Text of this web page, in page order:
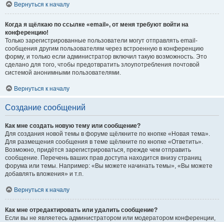
Вернуться к началу
Когда я щёлкаю по ссылке «email», от меня требуют войти на
конференцию!
Только зарегистрированные пользователи могут отправлять email-
сообщения другим пользователям через встроенную в конференцию
форму, и только если администратор включил такую возможность. Это
сделано для того, чтобы предотвратить злоупотребления почтовой
системой анонимными пользователями.
Вернуться к началу
Создание сообщений
Как мне создать новую тему или сообщение?
Для создания новой темы в форуме щёлкните по кнопке «Новая тема».
Для размещения сообщения в теме щёлкните по кнопке «Ответить».
Возможно, придётся зарегистрироваться, прежде чем отправить
сообщение. Перечень ваших прав доступа находится внизу страниц
форума или темы. Например: «Вы можете начинать темы», «Вы можете
добавлять вложения» и т.п.
Вернуться к началу
Как мне отредактировать или удалить сообщение?
Если вы не являетесь администратором или модератором конференции,